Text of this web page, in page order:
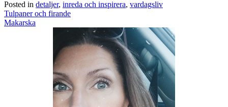
Posted in detaljer, inreda och inspirera, vardagsliv
Post
navigation
Tulpaner och firande
Makarska